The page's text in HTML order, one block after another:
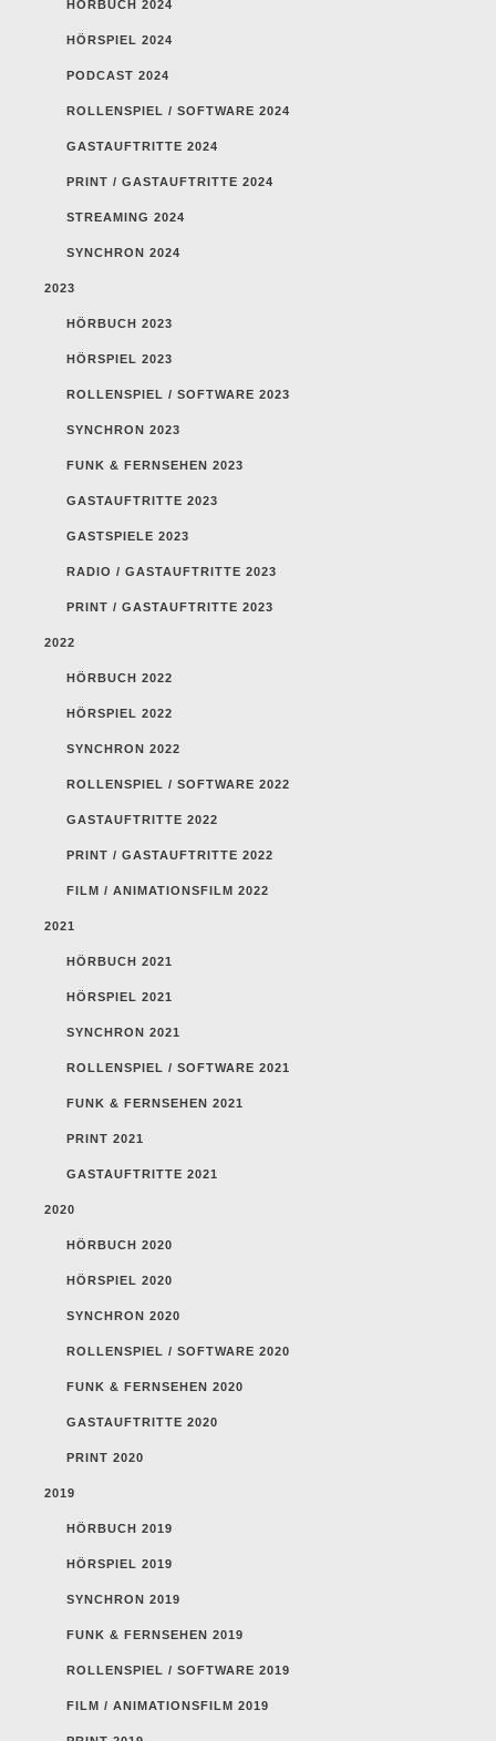
HÖRBUCH 2024
HÖRSPIEL 2024
PODCAST 2024
ROLLENSPIEL / SOFTWARE 2024
GASTAUFTRITTE 2024
PRINT / GASTAUFTRITTE 2024
STREAMING 2024
SYNCHRON 2024
2023
HÖRBUCH 2023
HÖRSPIEL 2023
ROLLENSPIEL / SOFTWARE 2023
SYNCHRON 2023
FUNK & FERNSEHEN 2023
GASTAUFTRITTE 2023
GASTSPIELE 2023
RADIO / GASTAUFTRITTE 2023
PRINT / GASTAUFTRITTE 2023
2022
HÖRBUCH 2022
HÖRSPIEL 2022
SYNCHRON 2022
ROLLENSPIEL / SOFTWARE 2022
GASTAUFTRITTE 2022
PRINT / GASTAUFTRITTE 2022
FILM / ANIMATIONSFILM 2022
2021
HÖRBUCH 2021
HÖRSPIEL 2021
SYNCHRON 2021
ROLLENSPIEL / SOFTWARE 2021
FUNK & FERNSEHEN 2021
PRINT 2021
GASTAUFTRITTE 2021
2020
HÖRBUCH 2020
HÖRSPIEL 2020
SYNCHRON 2020
ROLLENSPIEL / SOFTWARE 2020
FUNK & FERNSEHEN 2020
GASTAUFTRITTE 2020
PRINT 2020
2019
HÖRBUCH 2019
HÖRSPIEL 2019
SYNCHRON 2019
FUNK & FERNSEHEN 2019
ROLLENSPIEL / SOFTWARE 2019
FILM / ANIMATIONSFILM 2019